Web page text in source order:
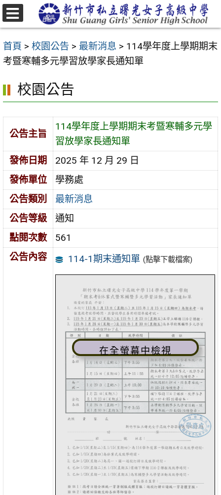
跳
至
要
內
區
首頁 > 校園公告 > 最新消息 > 114學年度上學期期末
考暨寒輔多元學習放學家長通知單
校園公告
公告主旨
114學年度上學期期末考暨寒輔多元學
習放學家長通知單
發佈日期
2025 年 12 月 29 日
發佈單位
學務處
公告類別
最新消息
公告等級
通知
點閱次數
561
公告內容
114-1期末通知單 (點擊下載檔案)
在全螢幕中檢視
選
單